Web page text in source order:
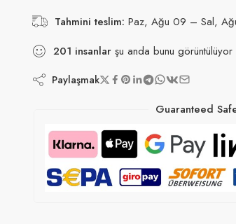
Tahmini teslim: Paz, Ağu 09 – Sal,
201 insanlar şu anda bunu görüntülüyor
Paylaşmak
Guaranteed